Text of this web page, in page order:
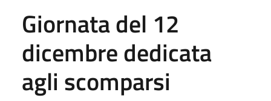
Giornata del 12
dicembre dedicata
agli scomparsi